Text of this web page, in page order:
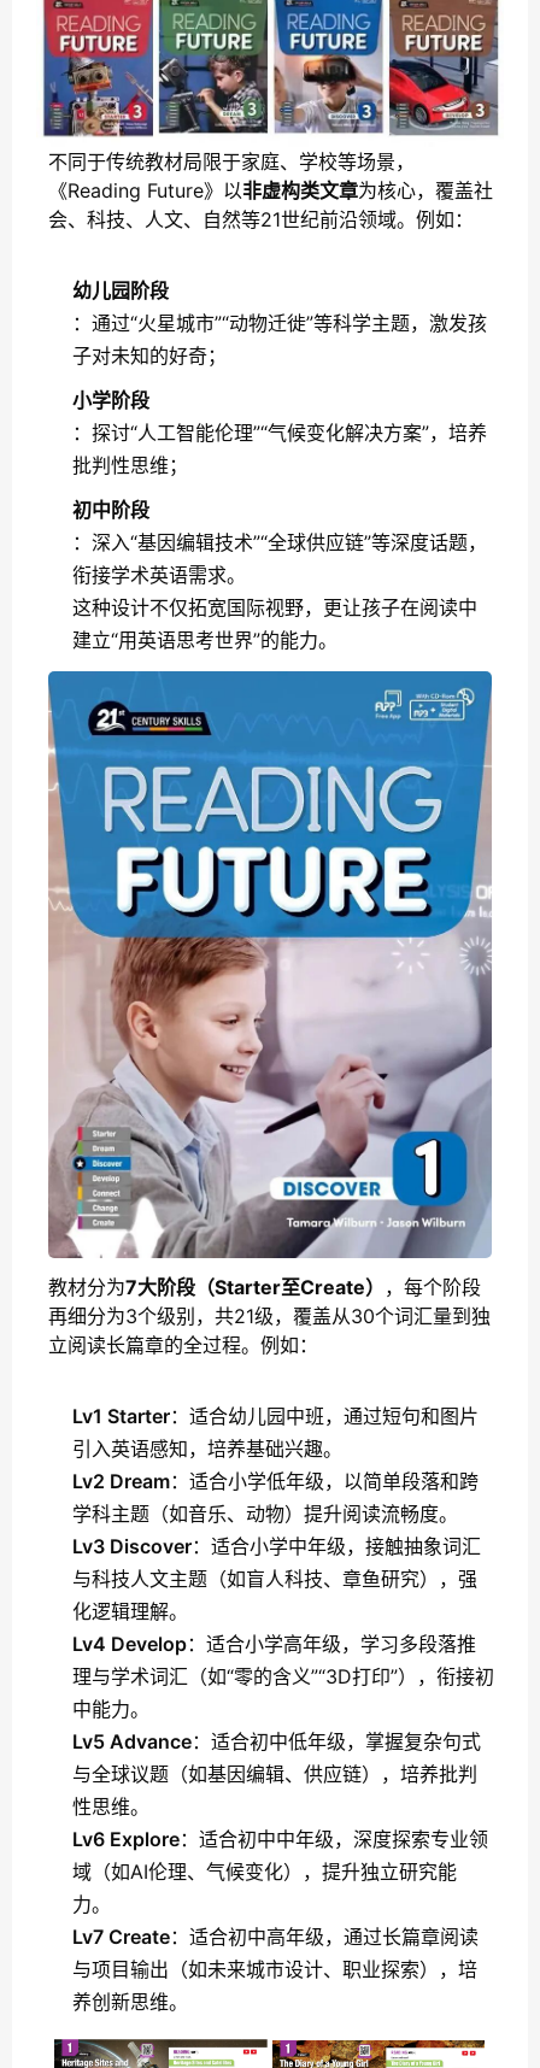
不同于传统教材局限于家庭、学校等场景，
《Reading Future》以非虚构类文章为核心，覆盖社
会、科技、人文、自然等21世纪前沿领域。例如：
幼儿园阶段
：通过“火星城市”“动物迁徙”等科学主题，激发孩
子对未知的好奇；
小学阶段
：探讨“人工智能伦理”“气候变化解决方案”，培养
批判性思维；
初中阶段
：深入“基因编辑技术”“全球供应链”等深度话题，
衔接学术英语需求。
这种设计不仅拓宽国际视野，更让孩子在阅读中
建立“用英语思考世界”的能力。
教材分为7大阶段（Starter至Create） ，每个阶段
再细分为3个级别，共21级，覆盖从30个词汇量到独
立阅读长篇章的全过程。例如：
Lv1 Starter：适合幼儿园中班，通过短句和图片
引入英语感知，培养基础兴趣。
Lv2 Dream：适合小学低年级，以简单段落和跨
学科主题（如音乐、动物）提升阅读流畅度。
Lv3 Discover：适合小学中年级，接触抽象词汇
与科技人文主题（如盲人科技、章鱼研究），强
化逻辑理解。
Lv4 Develop：适合小学高年级，学习多段落推
理与学术词汇（如“零的含义”“3D打印”），衔接初
中能力。
Lv5 Advance：适合初中低年级，掌握复杂句式
与全球议题（如基因编辑、供应链），培养批判
性思维。
Lv6 Explore：适合初中中年级，深度探索专业领
域（如AI伦理、气候变化），提升独立研究能
力。
Lv7 Create：适合初中高年级，通过长篇章阅读
与项目输出（如未来城市设计、职业探索），培
养创新思维。